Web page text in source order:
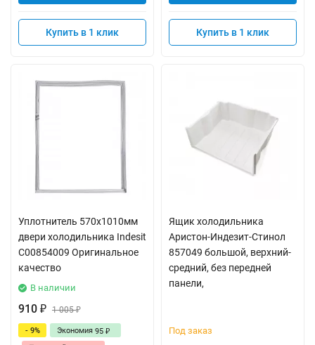
Купить в 1 клик Купить в 1 клик
Уплотнитель 570x1010мм
двери холодильника Indesit
C00854009 Оригинальное
качество
В наличии
910 ₽ 1 005₽
- 9% Экономия 95 ₽
Ящик холодильника
Аристон-Индезит-Стинол
857049 большой, верхний-
средний, без передней
панели,
Под заказ